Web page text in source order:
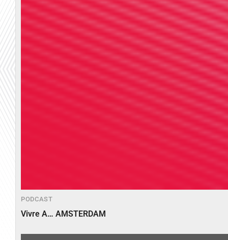
PODCAST
Vivre A… AMSTERDAM